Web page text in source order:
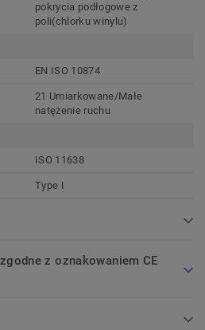
pokrycia podłogowe z
poli(chlorku winylu)
EN ISO 10874
21 Umiarkowane/Małe
natężenie ruchu
ISO 11638
Type I
z oznakowaniem CE